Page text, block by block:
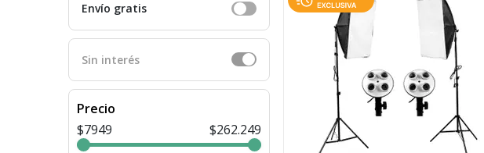
Envío gratis
Sin interés
Precio
$7949
$262.249